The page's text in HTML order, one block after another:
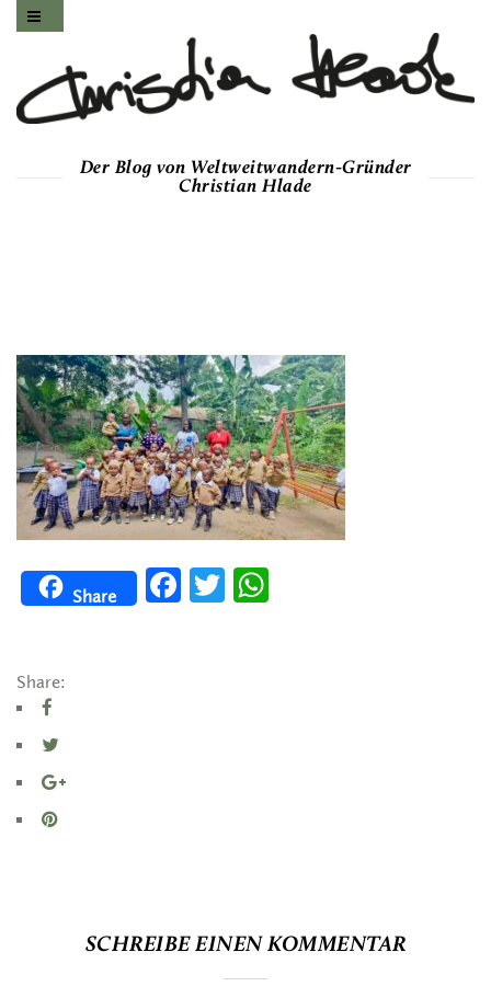
Der Blog von Weltweitwandern-Gründer
Christian Hlade
Share
FacebookTwitter
Share:
SCHREIBE EINEN KOMMENTAR